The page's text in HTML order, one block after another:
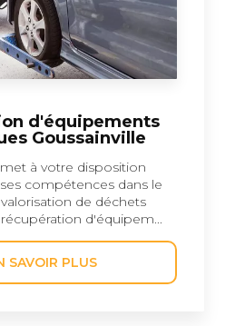
d'équipements
Goussainville
à votre disposition
compétences dans le
de déchets
d'équipem...
SAVOIR PLUS